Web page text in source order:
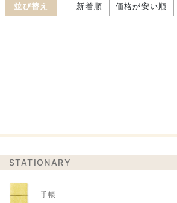
並び替え 新着順 価格が安い順
STATIONARY
手帳